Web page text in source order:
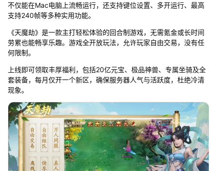
不仅能在Mac电脑上流畅运行，还支持键位设置、多开运行、最高
支持240帧等多种实用功能。
《天魔劫》是一款主打轻松体验的回合制游戏，无需氪金或长时间
劳累也能畅享乐趣。游戏全开放玩法，允许玩家自由交易，没有任
何限制。
上线即可领取丰厚福利，包括20亿元宝、极品神兽、专属坐骑及全
套装备，每月仅开一个新区，确保服务器人气与活跃度，杜绝冷清
现象。